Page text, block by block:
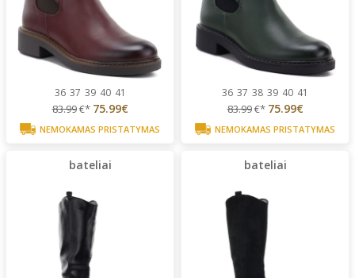
36 37 39 40 41
83.99€* 75.99€
NEMOKAMAS PRISTATYMAS
36 37 38 39 40 41
83.99€* 75.99€
NEMOKAMAS PRISTATYMAS
bateliai bateliai